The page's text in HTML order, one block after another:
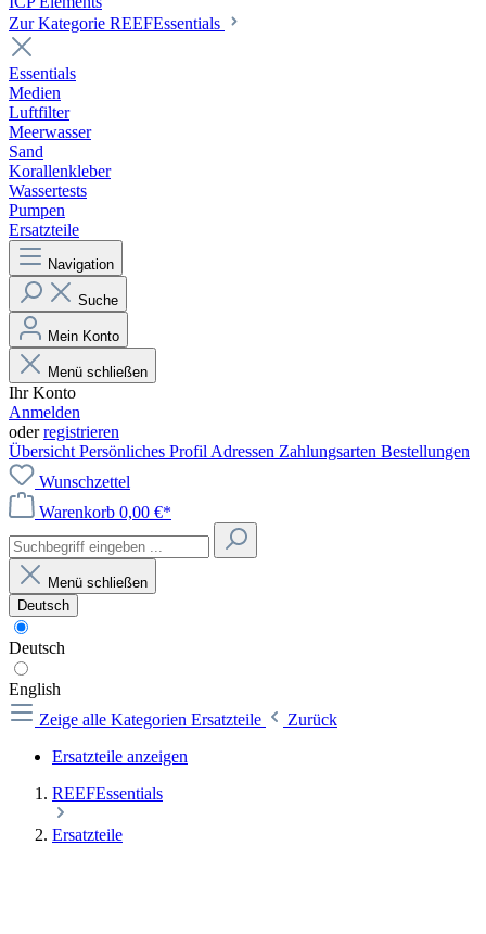
Zur Kategorie REEFEssentials
Essentials
Medien
Luftfilter
Meerwasser
Sand
Korallenkleber
Wassertests
Pumpen
Ersatzteile
Navigation
Suche
Mein Konto
Menü schließen
Ihr Konto
Anmelden
oderregistrieren
Übersicht Persönliches Profil Adressen Zahlungsarten Bestellungen
Wunschzettel
Warenkorb 0,00 €*
Menü schließen
Deutsch
Deutsch
English
Zeige alle Kategorien Ersatzteile
Zurück
Ersatzteile anzeigen
REEFEssentials
Ersatzteile